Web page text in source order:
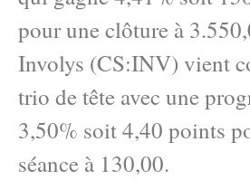
pour une clôture à
Involys (CS:INV) vient
trio de tête avec une
3,50% soit 4,40 points
séance à 130,00.